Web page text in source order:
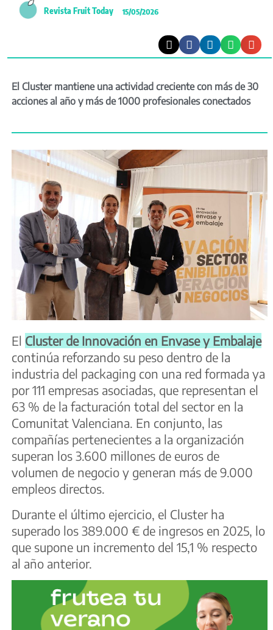
Revista Fruit Today 15/05/2026
El Cluster mantiene una actividad creciente con más de 30
acciones al año y más de 1000 profesionales conectados
El Cluster de Innovación en Envase y Embalaje
continúa reforzando su peso dentro de la
industria del packaging con una red formada ya
por 111 empresas asociadas, que representan el
63 % de la facturación total del sector en la
Comunitat Valenciana. En conjunto, las
compañías pertenecientes a la organización
superan los 3.600 millones de euros de
volumen de negocio y generan más de 9.000
empleos directos.
Durante el último ejercicio, el Cluster ha
superado los 389.000 € de ingresos en 2025, lo
que supone un incremento del 15,1 % respecto
al año anterior.